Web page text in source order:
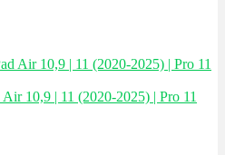
10,9 | 11 (2020-2025) | Pro 11